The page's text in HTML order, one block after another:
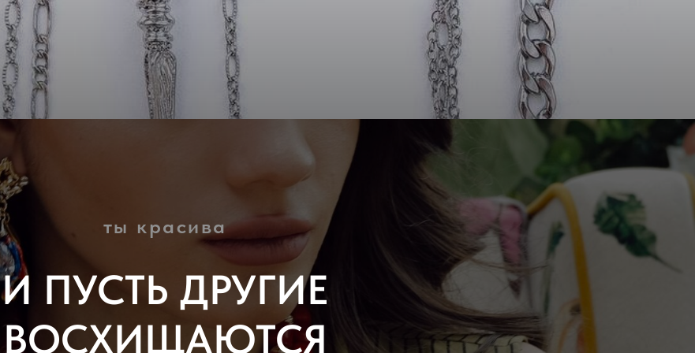
ты красива
И ПУСТЬ ДРУГИЕ
ВОСХИЩАЮТСЯ